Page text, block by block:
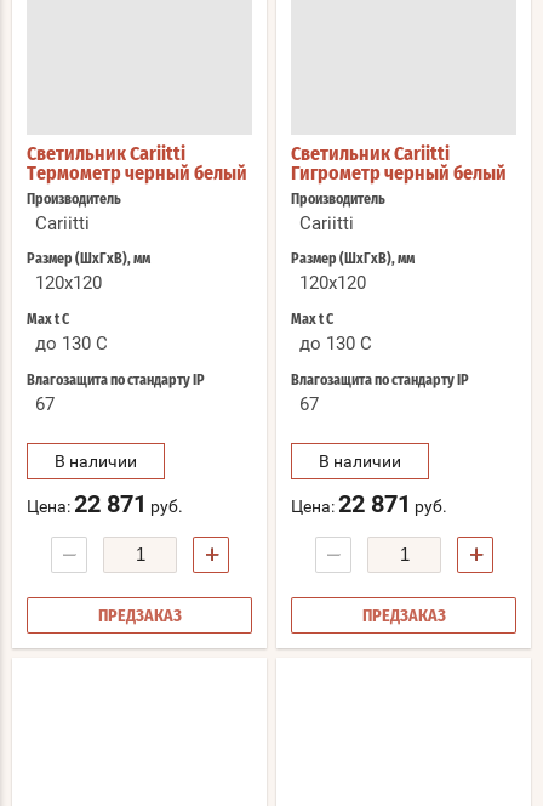
Светильник Cariitti
Термометр черный белый
Производитель
Cariitti
Размер (ШхГхВ), мм
120x120
Max t С
до 130 C
Влагозащита по стандарту IP
67
В наличии
Цена:22 871 руб.
− +
ПРЕДЗАКАЗ
Светильник Cariitti
Гигрометр черный белый
Производитель
Cariitti
Размер (ШхГхВ), мм
120x120
Max t С
до 130 C
Влагозащита по стандарту IP
67
В наличии
Цена:22 871 руб.
− +
ПРЕДЗАКАЗ